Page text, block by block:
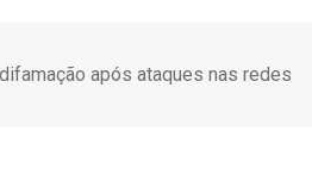
após ataques nas redes